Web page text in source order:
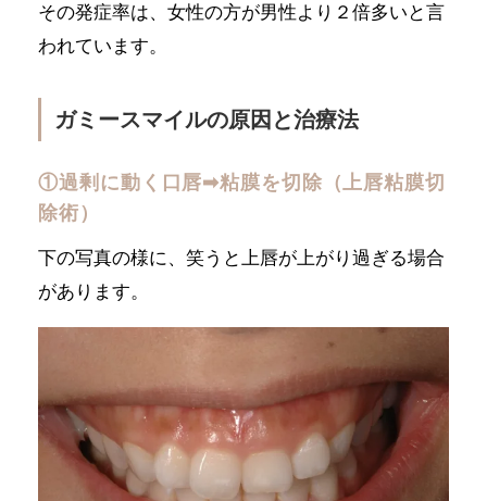
その発症率は、女性の方が男性より２倍多いと言
われています。
ガミースマイルの原因と治療法
①過剰に動く口唇➡︎粘膜を切除（上唇粘膜切
除術）
下の写真の様に、笑うと上唇が上がり過ぎる場合
があります。